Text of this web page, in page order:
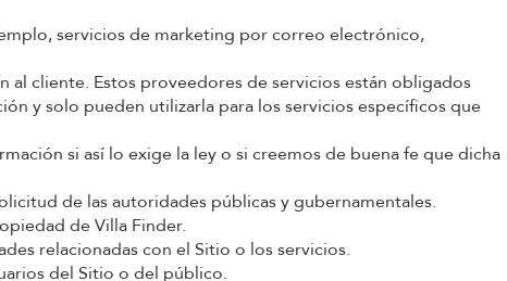
servicios de marketing por correo electrónico,
al cliente. Estos proveedores de servicios están obligados
y solo pueden utilizarla para los servicios específicos que
si así lo exige la ley o si creemos de buena fe que dicha
de las autoridades públicas y gubernamentales.
de Villa Finder.
relacionadas con el Sitio o los servicios.
del Sitio o del público.